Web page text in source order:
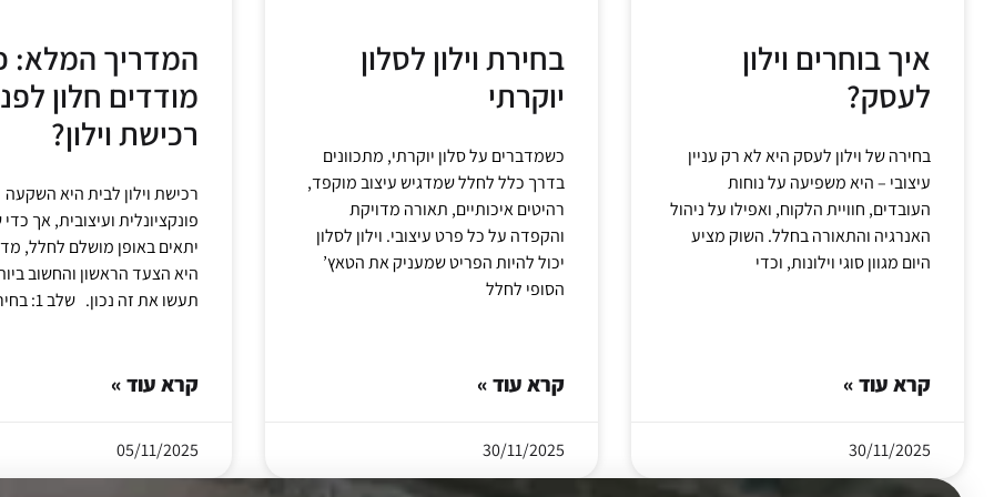
איך בוחרים וילון
לעסק?
בחירה של וילון לעסק היא לא רק עניין
עיצובי – היא משפיעה על נוחות
העובדים, חוויית הלקוח, ואפילו על ניהול
האנרגיה והתאורה בחלל. השוק מציע
היום מגוון סוגי וילונות, וכדי
קרא עוד »
30/11/2025
בחירת וילון לסלון
יוקרתי
כשמדברים על סלון יוקרתי, מתכוונים
בדרך כלל לחלל שמדגיש עיצוב מוקפד,
רהיטים איכותיים, תאורה מדויקת
והקפדה על כל פרט עיצובי. וילון לסלון
יכול להיות הפריט שמעניק את הטאץ’
הסופי לחלל
קרא עוד »
30/11/2025
המדריך המלא:
מודדים חלון
רכישת וילון?
רכישת וילון לבית היא השקעה
פונקציונלית ועיצובית, אך כדי
יתאים באופן מושלם לחלל,
היא הצעד הראשון והחשוב
תעשו את זה נכון. שלב 1: בחירת
קרא עוד »
05/11/2025